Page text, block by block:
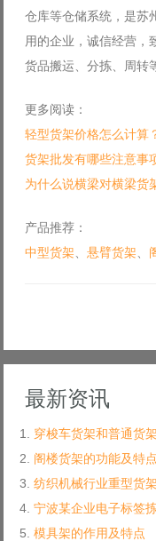
仓库等仓储系统，是苏
用的企业，诚信经营，
货品搬运、分拣、周转
更多阅读：
轻型货架价格怎么计算
货架批发有哪些注意事
为什么说横梁对横梁货
产品推荐：
中型货架
悬臂货架
最新资讯
穿梭车货架和普通货
阁楼货架的功能及特点
纺织机械行业重型货
宁波某企业电子标签
模具架的作用及特点